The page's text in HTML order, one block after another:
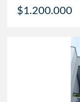
$1.200.000